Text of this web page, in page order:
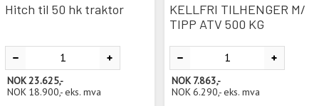
Hitch til 50 hk traktor
NOK23.625,-
NOK 18.900,-eks. mva
KELLFRI TILHENGER M/
TIPP ATV 500 KG
NOK 7.863,-
NOK6.290,-eks. mva